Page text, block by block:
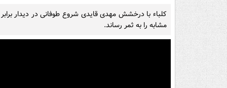
کلباء با درخشش مهدی قایدی شروع طوفانی در دیدار
مشابه را به ثمر رساند.